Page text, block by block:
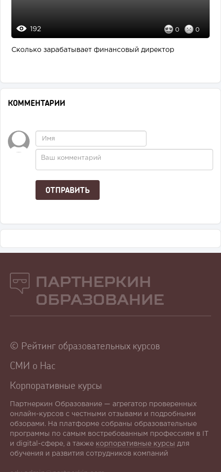
192 0 0
Сколько зарабатывает финансовый директор
КОММЕНТАРИИ
Партнеркин
Образование
© Рейтинг образовательных курсов
СМИ о Нас
Корпоративные курсы
Партнеркин Образование — агрегатор проверенных
онлайн-курсов с честными отзывами и подробными
обзорами. На платформе собраны образовательные
программы по самым востребованным профессиям в IT
и digital-сфере, а также корпоративные курсы для
обучения и развития сотрудников компаний